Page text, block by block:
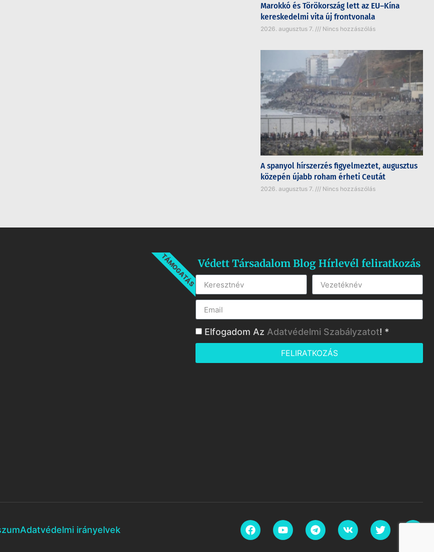
Marokkó és Törökország lett az EU–Kína
kereskedelmi vita új frontvonala
2026. augusztus 7. Nincs hozzászólás
A spanyol hírszerzés figyelmeztet, augusztus
közepén újabb roham érheti Ceutát
2026. augusztus 7. Nincs hozzászólás
TÁMOGATÁSVédett Társadalom Blog Hírlevél feliratkozás
Elfogadom Az Adatvédelmi Szabályzatot! *
FELIRATKOZÁS
Adatvédelmi irányelvek